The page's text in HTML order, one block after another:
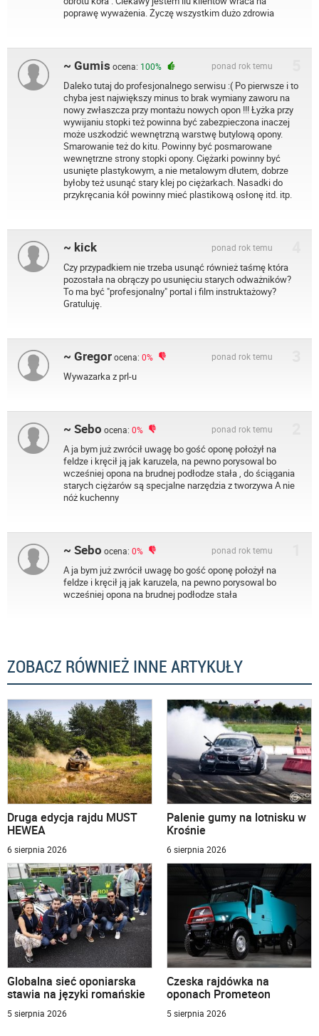
poprawę wyważenia. Życzę wszystkim dużo zdrowia
~ Gumis ponad rok temu
ocena: 100%
Daleko tutaj do profesjonalnego serwisu :( Po pierwsze i to
chyba jest największy minus to brak wymiany zaworu na
nowy zwłaszcza przy montażu nowych opon !!! Łyżka przy
wywijaniu stopki też powinna być zabezpieczona inaczej
może uszkodzić wewnętrzną warstwę butylową opony.
Smarowanie też do kitu. Powinny być posmarowane
wewnętrzne strony stopki opony. Ciężarki powinny być
usunięte plastykowym, a nie metalowym dłutem, dobrze
byłoby też usunąć stary klej po ciężarkach. Nasadki do
przykręcania kół powinny mieć plastikową osłonę itd. itp.
~ kick ponad rok temu
Czy przypadkiem nie trzeba usunąć również taśmę która
pozostała na obrączy po usunięciu starych odważników?
To ma być "profesjonalny" portal i film instruktażowy?
Gratuluję.
~ Gregor ponad rok temu
ocena: 0%
Wywazarka z prl-u
~ Sebo ponad rok temu
ocena: 0%
A ja bym już zwrócił uwagę bo gość oponę położył na
feldze i kręcił ją jak karuzela, na pewno porysowal bo
wcześniej opona na brudnej podłodze stała , do ściągania
starych ciężarów są specjalne narzędzia z tworzywa A nie
nóż kuchenny
~ Sebo ponad rok temu
ocena: 0%
A ja bym już zwrócił uwagę bo gość oponę położył na
feldze i kręcił ją jak karuzela, na pewno porysowal bo
wcześniej opona na brudnej podłodze stała
ZOBACZ RÓWNIEŻ INNE ARTYKUŁY
Druga edycja rajdu MUST
HEWEA
6 sierpnia 2026
Palenie gumy na lotnisku w
Krośnie
6 sierpnia 2026
Globalna sieć oponiarska
stawia na języki romańskie
5 sierpnia 2026
Czeska rajdówka na
oponach Prometeon
5 sierpnia 2026